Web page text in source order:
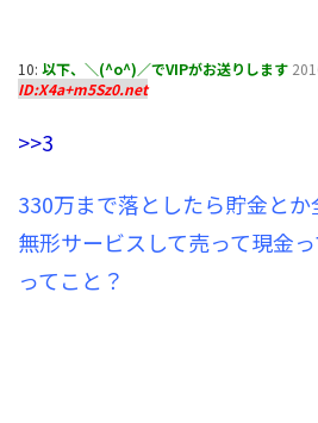
10: 以下、＼(^o^)／でVIPがお送りします
ID:X4a+m5Sz0.net
>>3
330万まで落としたら貯金と
無形サービスして売って現金
ってこと？